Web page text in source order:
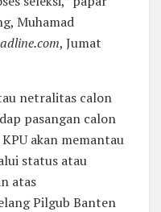
Muhamad
, Jumat
netralitas calon
pasangan calon
akan memantau
status atau
atas
Pilgub Banten